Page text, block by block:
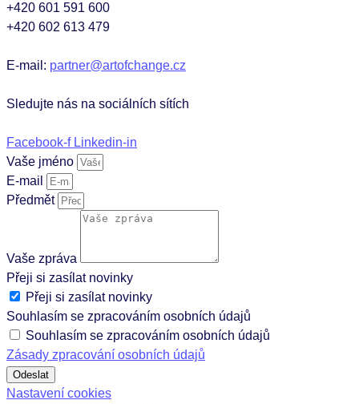
+420 601 591 600
+420 602 613 479
E-mail: partner@artofchange.cz
Sledujte nás na sociálních sítích
Facebook-f Linkedin-in
Vaše jméno
E-mail
Předmět
Vaše zpráva
Přeji si zasílat novinky
Přeji si zasílat novinky
Souhlasím se zpracováním osobních údajů
Souhlasím se zpracováním osobních údajů
Zásady zpracování osobních údajů
Odeslat
Nastavení cookies